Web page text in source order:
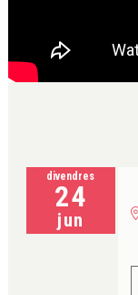
divendres
24
jun